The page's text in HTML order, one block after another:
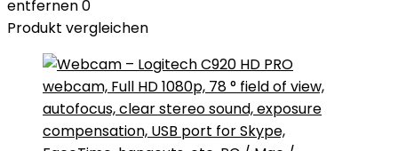
entfernen0
Produkt vergleichen